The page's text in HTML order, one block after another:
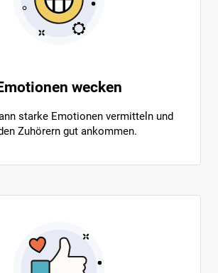
wecken
starke Emotionen vermitteln und
Zuhörern gut ankommen.